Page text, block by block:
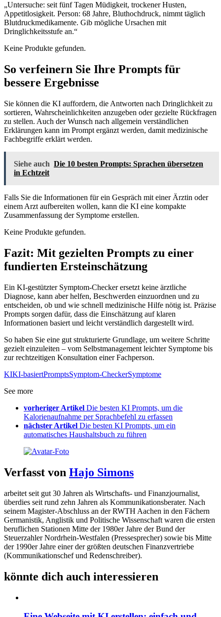
„Untersuche: seit fünf Tagen Müdigkeit, trockener Husten,
Appetitlosigkeit. Person: 68 Jahre, Bluthochdruck, nimmt täglich
Blutdruckmedikamente. Gib mögliche Ursachen mit
Dringlichkeitsstufe an.“
Keine Produkte gefunden.
So verfeinern Sie Ihre Prompts für
bessere Ergebnisse
Sie können die KI auffordern, die Antworten nach Dringlichkeit zu
sortieren, Wahrscheinlichkeiten anzugeben oder gezielte Rückfragen
zu stellen. Auch der Wunsch nach allgemein verständlichen
Erklärungen kann im Prompt ergänzt werden, damit medizinische
Fachbegriffe erklärt werden.
Siehe auch Die 10 besten Prompts: Sprachen übersetzen
in Echtzeit
Falls Sie die Informationen für ein Gespräch mit einer Ärztin oder
einem Arzt aufbereiten wollen, kann die KI eine kompakte
Zusammenfassung der Symptome erstellen.
Keine Produkte gefunden.
Fazit: Mit gezielten Prompts zu einer
fundierten Ersteinschätzung
Ein KI-gestützter Symptom-Checker ersetzt keine ärztliche
Diagnose, kann aber helfen, Beschwerden einzuordnen und zu
entscheiden, ob und wie schnell medizinische Hilfe nötig ist. Präzise
Prompts sorgen dafür, dass die Einschätzung auf klaren
Informationen basiert und leicht verständlich dargestellt wird.
So haben Sie eine gut strukturierte Grundlage, um weitere Schritte
gezielt einzuleiten – vom Selbstmanagement leichter Symptome bis
zur rechtzeitigen Konsultation einer Fachperson.
KIKI-basiertPromptsSymptom-CheckerSymptome
See more
vorheriger Artikel Die besten KI Prompts, um die
Kalorienaufnahme per Sprachbefehl zu erfassen
nächster Artikel Die besten KI Prompts, um ein
automatisches Haushaltsbuch zu führen
Verfasst von Hajo Simons
arbeitet seit gut 30 Jahren als Wirtschafts- und Finanzjournalist,
überdies seit rund zehn Jahren als Kommunikationsberater. Nach
seinem Magister-Abschluss an der RWTH Aachen in den Fächern
Germanistik, Anglistik und Politische Wissenschaft waren die ersten
beruflichen Stationen Mitte der 1980er Jahre der Bund der
Steuerzahler Nordrhein-Westfalen (Pressesprecher) sowie bis Mitte
der 1990er Jahre einer der größten deutschen Finanzvertriebe
(Kommunikationschef und Redenschreiber).
könnte dich auch interessieren